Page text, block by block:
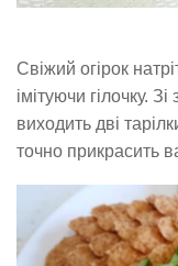
Свіжий огірок
імітуючи гілочку. Зі
виходить дві
точно прикрасить